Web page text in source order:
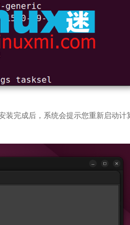
装完成后，系统会提示您重新启动计